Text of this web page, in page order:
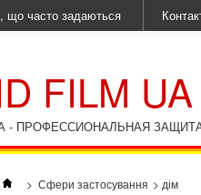
що часто задаються
FILM UA
- ПРОФЕССИОНАЛЬНАЯ
> Сфери застосування > дім